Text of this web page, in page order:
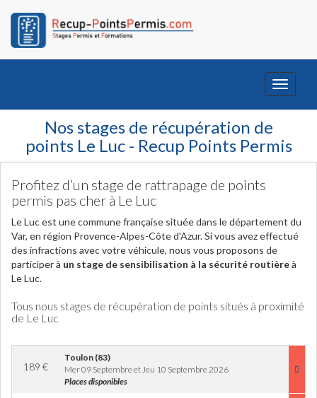
Toggle
Nos stages de récupération de
points Le Luc - Recup Points Permis
Profitez d’un stage de rattrapage de points
permis pas cher à Le Luc
Le Luc est une commune française située dans le département du
Var, en région Provence-Alpes-Côte d'Azur. Si vous avez effectué
des infractions avec votre véhicule, nous vous proposons de
participer à un stage de sensibilisation à la sécurité routièreà
Le Luc.
Tous nous stages de récupération de points situés à proximité
de Le Luc
189 €
Toulon (83)
Mer 09 Septembre et Jeu 10 Septembre 2026
Places disponibles